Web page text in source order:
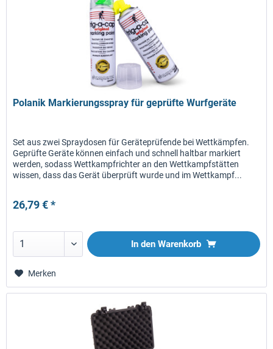
Polanik Markierungsspray für geprüfte Wurfgeräte
Set aus zwei Spraydosen für Geräteprüfende bei Wettkämpfen.
Geprüfte Geräte können einfach und schnell haltbar markiert
werden, sodass Wettkampfrichter an den Wettkampfstätten
wissen, dass das Gerät überprüft wurde und im Wettkampf...
26,79 € *
In den Warenkorb
Merken